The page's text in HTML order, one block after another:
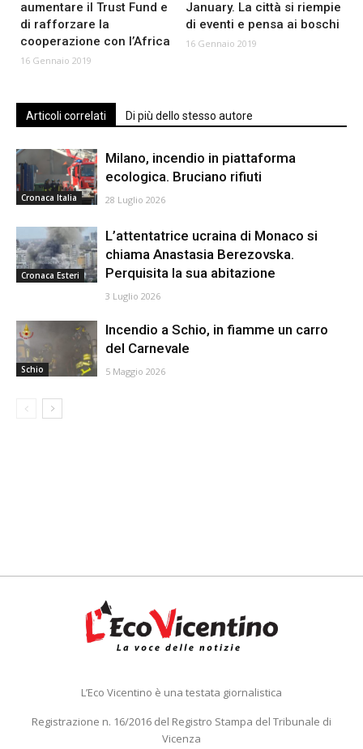
aumentare il Trust Fund e
di rafforzare la
cooperazione con l’Africa
16 Gennaio 2019
January. La città si riempie
di eventi e pensa ai boschi
16 Gennaio 2019
Articoli correlati Di più dello stesso autore
Cronaca Italia
Milano, incendio in piattaforma
ecologica. Bruciano rifiuti
28 Luglio 2026
Cronaca Esteri
L’attentatrice ucraina di Monaco si
chiama Anastasia Berezovska.
Perquisita la sua abitazione
3 Luglio 2026
Schio
Incendio a Schio, in fiamme un carro
del Carnevale
5 Maggio 2026
L’Eco Vicentino è una testata giornalistica
Registrazione n. 16/2016 del Registro Stampa del Tribunale di
Vicenza